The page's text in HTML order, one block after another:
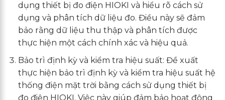
dụng thiết bị đo điện HIOKI và hiểu rõ cách sử
dụng và phân tích dữ liệu đo. Điều này sẽ đảm
bảo rằng dữ liệu thu thập và phân tích được
thực hiện một cách chính xác và hiệu quả.
Bảo trì định kỳ và kiểm tra hiệu suất: Đề xuất
thực hiện bảo trì định kỳ và kiểm tra hiệu suất hệ
thống điện mặt trời bằng cách sử dụng thiết bị
đo điện HIOKI. Việc này giúp đảm bảo hoạt động